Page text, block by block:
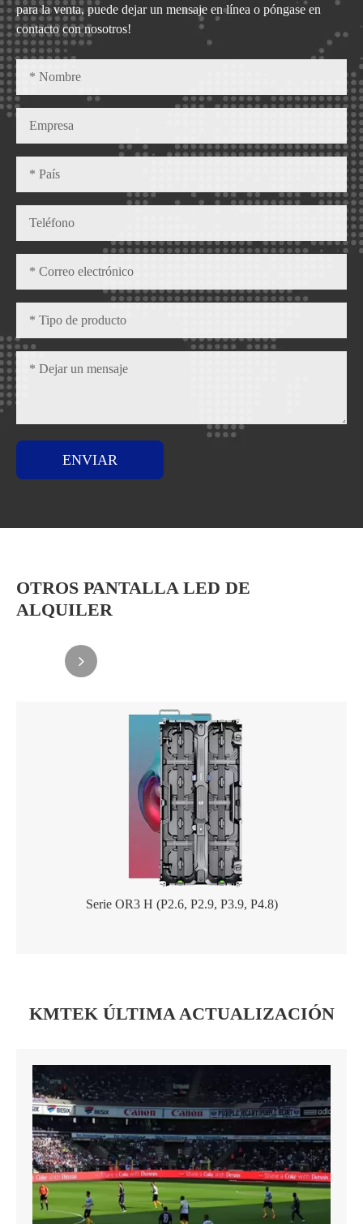
para la venta, puede dejar un mensaje en línea o póngase en
contacto con nosotros!
ENVIAR
OTROS PANTALLA LED DE
ALQUILER
Serie OR3 H (P2.6, P2.9, P3.9, P4.8)
KMTEK ÚLTIMA ACTUALIZACIÓN